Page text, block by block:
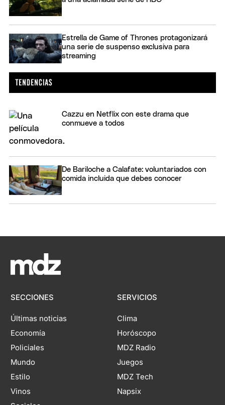
Estrella de Game of Thrones protagonizará
una serie de suspenso exclusiva para
streaming
Cazzu en Netflix con este drama que
conmueve a todos
De Bariloche a Calafate: voluntariados con
comida incluida que debes conocer
SECCIONES
Últimas noticias
Economía
Policiales
Mundo
Estilo
Vinos
SERVICIOS
Clima
Horóscopo
MDZ Radio
Juegos
MDZ Tech
Napsix